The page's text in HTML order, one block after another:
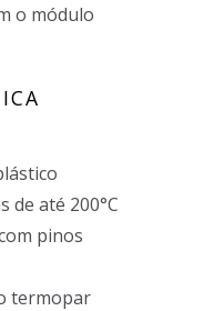
o módulo
até 200°C
pinos
termopar